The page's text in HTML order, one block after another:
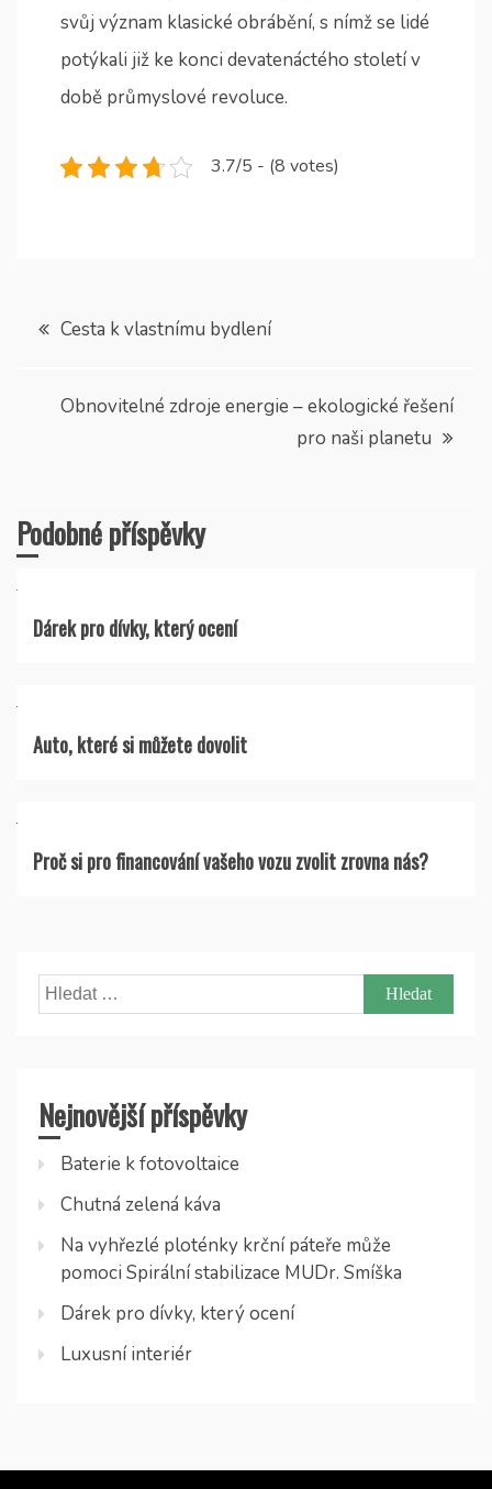
svůj význam klasické obrábění, s nímž se lidé
potýkali již ke konci devatenáctého století v
době průmyslové revoluce.
3.7/5 - (8 votes)
Navigace
Cesta k vlastnímu bydlení
Obnovitelné zdroje energie – ekologické řešení
pro naši planetu
Podobné příspěvky
Dárek pro dívky, který ocení
Auto, které si můžete dovolit
Proč si pro financování vašeho vozu zvolit zrovna nás?
Vyhledávání
Nejnovější příspěvky
Baterie k fotovoltaice
Chutná zelená káva
Na vyhřezlé ploténky krční páteře může
pomoci Spirální stabilizace MUDr. Smíška
Dárek pro dívky, který ocení
Luxusní interiér